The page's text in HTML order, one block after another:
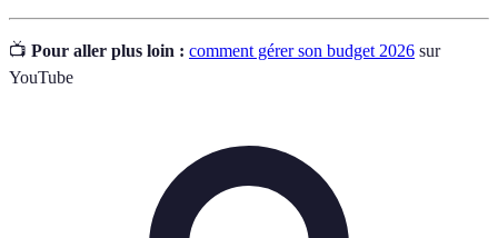
📺 Pour aller plus loin : comment gérer son budget 2026 sur
YouTube